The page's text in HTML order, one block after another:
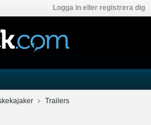
Logga in eller registrera dig
Trailers